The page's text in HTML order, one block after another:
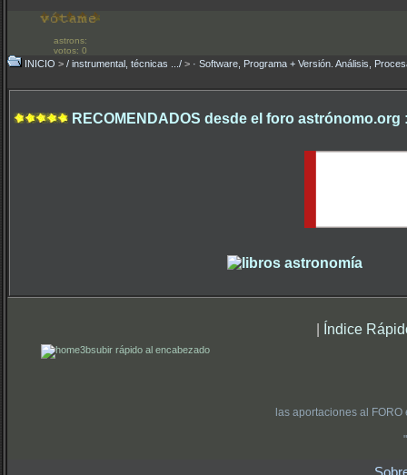
astrons:
votos: 0
INICIO > / instrumental, técnicas .../ > · Software, Programa + Versión. Análisis,
RECOMENDADOS desde el foro astrónomo.org
| Índice
subir rápido al encabezado
las aportaciones al